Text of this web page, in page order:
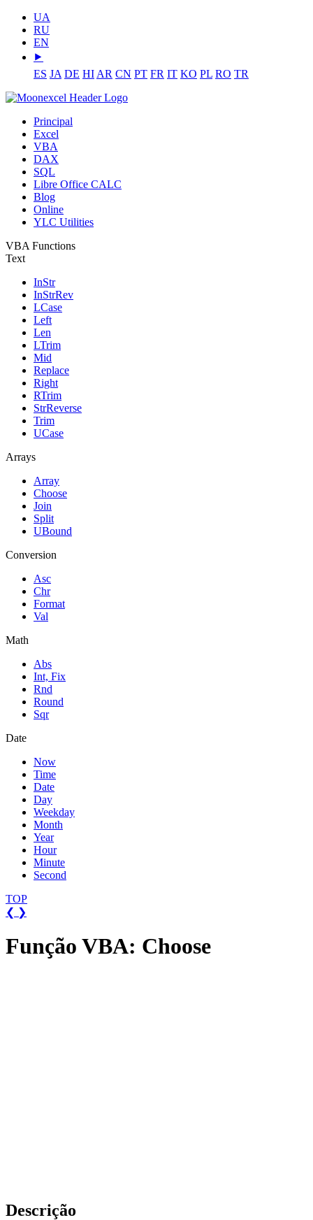
UA
RU
EN
⯈
ES JA DE HI AR CN PT FR IT KO PL RO TR
Principal
Excel
VBA
DAX
SQL
Libre Office CALC
Blog
Online
YLC Utilities
VBA Functions
Text
InStr
InStrRev
LCase
Left
Len
LTrim
Mid
Replace
Right
RTrim
StrReverse
Trim
UCase
Arrays
Array
Choose
Join
Split
UBound
Conversion
Asc
Chr
Format
Val
Math
Abs
Int, Fix
Rnd
Round
Sqr
Date
Now
Time
Date
Day
Weekday
Month
Year
Hour
Minute
Second
TOP
❮ ❯
Função VBA: Choose
Descrição